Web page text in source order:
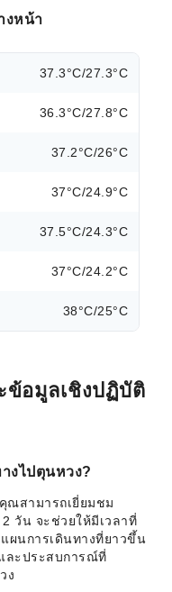
งหน้า
37.3°C/27.3°C
36.3°C/27.8°C
37.2°C/26°C
37°C/24.9°C
37.5°C/24.3°C
37°C/24.2°C
38°C/25°C
ข้อมูลเชิงปฏิบัติ
งไปตุนหวง?
ณสามารถเยี่ยมชม
วัน จะช่วยให้มีเวลาที่
ผนการเดินทางที่ยาวขึ้น
ละประสบการณ์ที่
ง